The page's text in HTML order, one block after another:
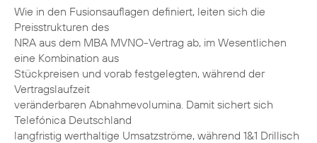
Wie in den Fusionsauflagen definiert, leiten sich die
Preisstrukturen des
NRA aus dem MBA MVNO-Vertrag ab, im Wesentlichen
eine Kombination aus
Stückpreisen und vorab festgelegten, während der
Vertragslaufzeit
veränderbaren Abnahmevolumina. Damit sichert sich
Telefónica Deutschland
langfristig werthaltige Umsatzströme, während 1&1 Drillisch